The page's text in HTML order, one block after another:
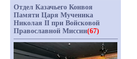
Отдел Казачьего Конвоя
Памяти Царя Мученика
Николая II при Войсковой
Православной Миссии(67)